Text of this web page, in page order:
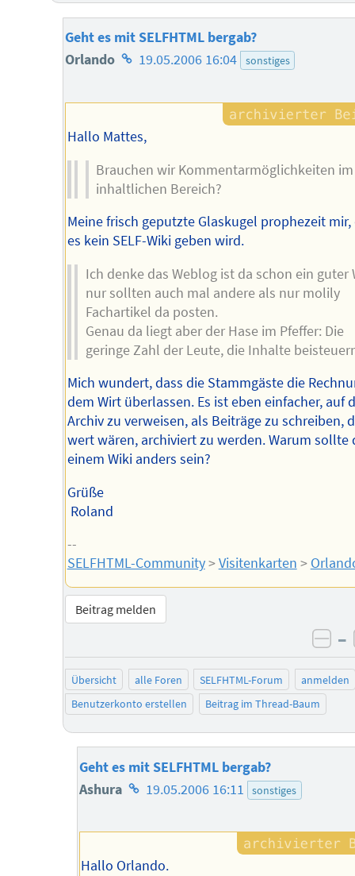
Geht es mit SELFHTML bergab?
Orlando Homepage
Autors
19.05.2006 16:04 sonstiges
Hallo Mattes,
Brauchen wir Kommentarmöglichkeiten im
inhaltlichen Bereich?
Meine frisch geputzte Glaskugel prophezeit mir,
es kein SELF-Wiki geben wird.
Ich denke das Weblog ist da schon ein guter
nur sollten auch mal andere als nur molily
Fachartikel da posten.
Genau da liegt aber der Hase im Pfeffer: Die
geringe Zahl der Leute, die Inhalte
Mich wundert, dass die Stammgäste die
dem Wirt überlassen. Es ist eben einfacher, auf
Archiv zu verweisen, als Beiträge zu schreiben,
wert wären, archiviert zu werden. Warum sollte
einem Wiki anders sein?
Grüße
Roland
--
SELFHTML-Community>Visitenkarten >
Beitrag melden
–
Übersicht alle Foren SELFHTML-Forum
anmelden
Benutzerkonto erstellen
Beitrag im Thread-Baum
Geht es mit SELFHTML bergab?
Ashura Homepage
Autors
19.05.2006 16:11 sonstiges
Hallo Orlando.